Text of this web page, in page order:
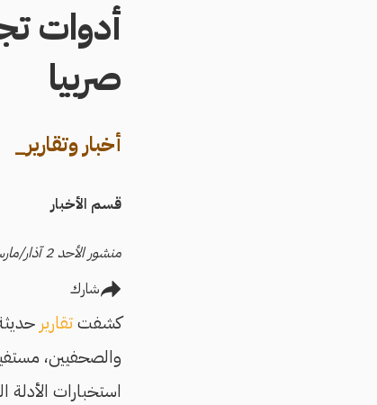
أدوات
صربيا
أخبار وتقارير_
قسم الأخبار
منشور الأحد 2 آذار/مارس 2025
شارك
كشفتتقارير
استخبارات الأدلة